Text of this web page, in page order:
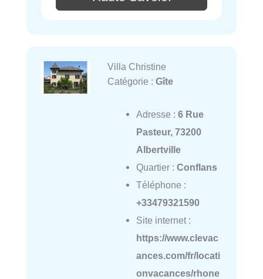
Villa Christine
Catégorie : Gîte
Adresse : 6 Rue
Pasteur, 73200
Albertville
Quartier : Conflans
Téléphone :
+33479321590
Site internet :
https://www.clevac
ances.com/fr/locati
onvacances/rhone